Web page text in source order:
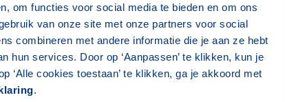
om functies voor social media te bieden en om ons
van onze site met onze partners voor social
combineren met andere informatie die je aan ze hebt
services. Door op ‘Aanpassen’ te klikken, kun je
‘Alle cookies toestaan’ te klikken, ga je akkoord met
.
in circulariteit;
en ketenpartners aan
reductie van afval en sociale